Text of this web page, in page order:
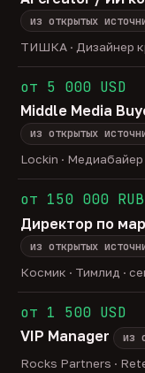
из открытых
ТИШКА · Дизайнер
от 5 000 USD
Middle Media
из открытых
Lockin · Медиабайер
от 150 000 RUB
Директор по
из открытых
Космик · Тимлид ·
от 1 500 USD
VIP Manager
из
Rocks Partners ·